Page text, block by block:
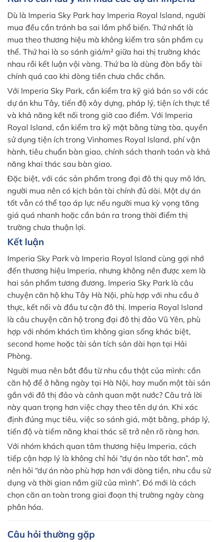
Dù là Imperia Sky Park hay Imperia Royal Island, người
mua đều cần tránh ba sai lầm phổ biến. Thứ nhất là
mua theo thương hiệu mà không kiểm tra sản phẩm cụ
thể. Thứ hai là so sánh giá/m² giữa hai thị trường khác
nhau rồi kết luận vội vàng. Thứ ba là dùng đòn bẩy tài
chính quá cao khi dòng tiền chưa chắc chắn.
Với Imperia Sky Park, cần kiểm tra kỹ giá bán so với các
dự án khu Tây, tiến độ xây dựng, pháp lý, tiện ích thực tế
và khả năng kết nối trong giờ cao điểm. Với Imperia
Royal Island, cần kiểm tra kỹ mặt bằng từng tòa, quyền
sử dụng tiện ích trong Vinhomes Royal Island, phí vận
hành, tiêu chuẩn bàn giao, chính sách thanh toán và khả
năng khai thác sau bàn giao.
Đặc biệt, với các sản phẩm trong đại đô thị quy mô lớn,
người mua nên có kịch bản tài chính đủ dài. Một dự án
tốt vẫn có thể tạo áp lực nếu người mua kỳ vọng tăng
giá quá nhanh hoặc cần bán ra trong thời điểm thị
trường chưa thuận lợi.
Kết luận
Imperia Sky Park và Imperia Royal Island cùng gợi nhớ
đến thương hiệu Imperia, nhưng không nên được xem là
hai sản phẩm tương đương. Imperia Sky Park là câu
chuyện căn hộ khu Tây Hà Nội, phù hợp với nhu cầu ở
thực, kết nối và đầu tư cận đô thị. Imperia Royal Island
là câu chuyện căn hộ trong đại đô thị đảo Vũ Yên, phù
hợp với nhóm khách tìm không gian sống khác biệt,
second home hoặc tài sản tích sản dài hạn tại Hải
Phòng.
Người mua nên bắt đầu từ nhu cầu thật của mình: cần
căn hộ để ở hằng ngày tại Hà Nội, hay muốn một tài sản
gắn với đô thị đảo và cảnh quan mặt nước? Câu trả lời
này quan trọng hơn việc chạy theo tên dự án. Khi xác
định đúng mục tiêu, việc so sánh giá, mặt bằng, pháp lý,
tiến độ và tiềm năng khai thác sẽ trở nên rõ ràng hơn.
Với nhóm khách quan tâm thương hiệu Imperia, cách
tiếp cận hợp lý là không chỉ hỏi “dự án nào tốt hơn”, mà
nên hỏi “dự án nào phù hợp hơn với dòng tiền, nhu cầu sử
dụng và thời gian nắm giữ của mình”. Đó mới là cách
chọn căn an toàn trong giai đoạn thị trường ngày càng
phân hóa.
Câu hỏi thường gặp